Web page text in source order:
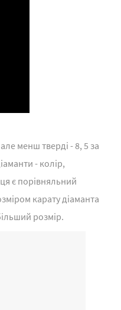
але менш тверді - 8, 5 за
- колір,
є порівняльний
карату діаманта
розмір.